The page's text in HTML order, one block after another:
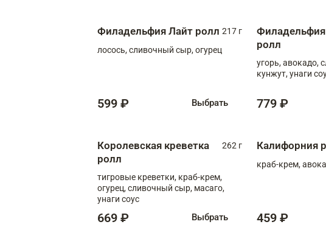
Филадельфия Лайт ролл 217 г
лосось, сливочный сыр, огурец
599 ₽ Выбрать
Филадельфия
ролл
угорь, авокадо,
кунжут, унаги
779 ₽
Королевская креветка
ролл
262 г
тигровые креветки, краб-крем,
огурец, сливочный сыр, масаго,
унаги соус
669 ₽ Выбрать
Калифорния
краб-крем,
459 ₽